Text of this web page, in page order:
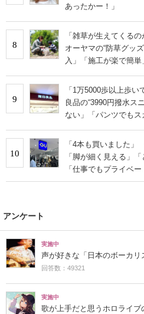
あったかー！」
8
「雑草が生えてくる
オーヤマの“防草グッ
入」「施工が楽で簡単
9
「1万5000歩以上歩
良品の“3990円撥水ス
ない」「パンツでも
10
「4本も買いました
「脚が細く見える」
「仕事でもプライベ
アンケート
実施中
声が好きな「日本のボーカリ
回答数：49321
実施中
歌が上手だと思うホロライブ